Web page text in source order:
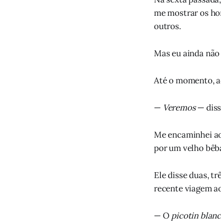
me mostrar os
outros.
Mas eu ainda
Até o momento,
— Veremos—
Me encaminhei
por um velho
Ele disse duas,
recente viagem
— O picotin blanc